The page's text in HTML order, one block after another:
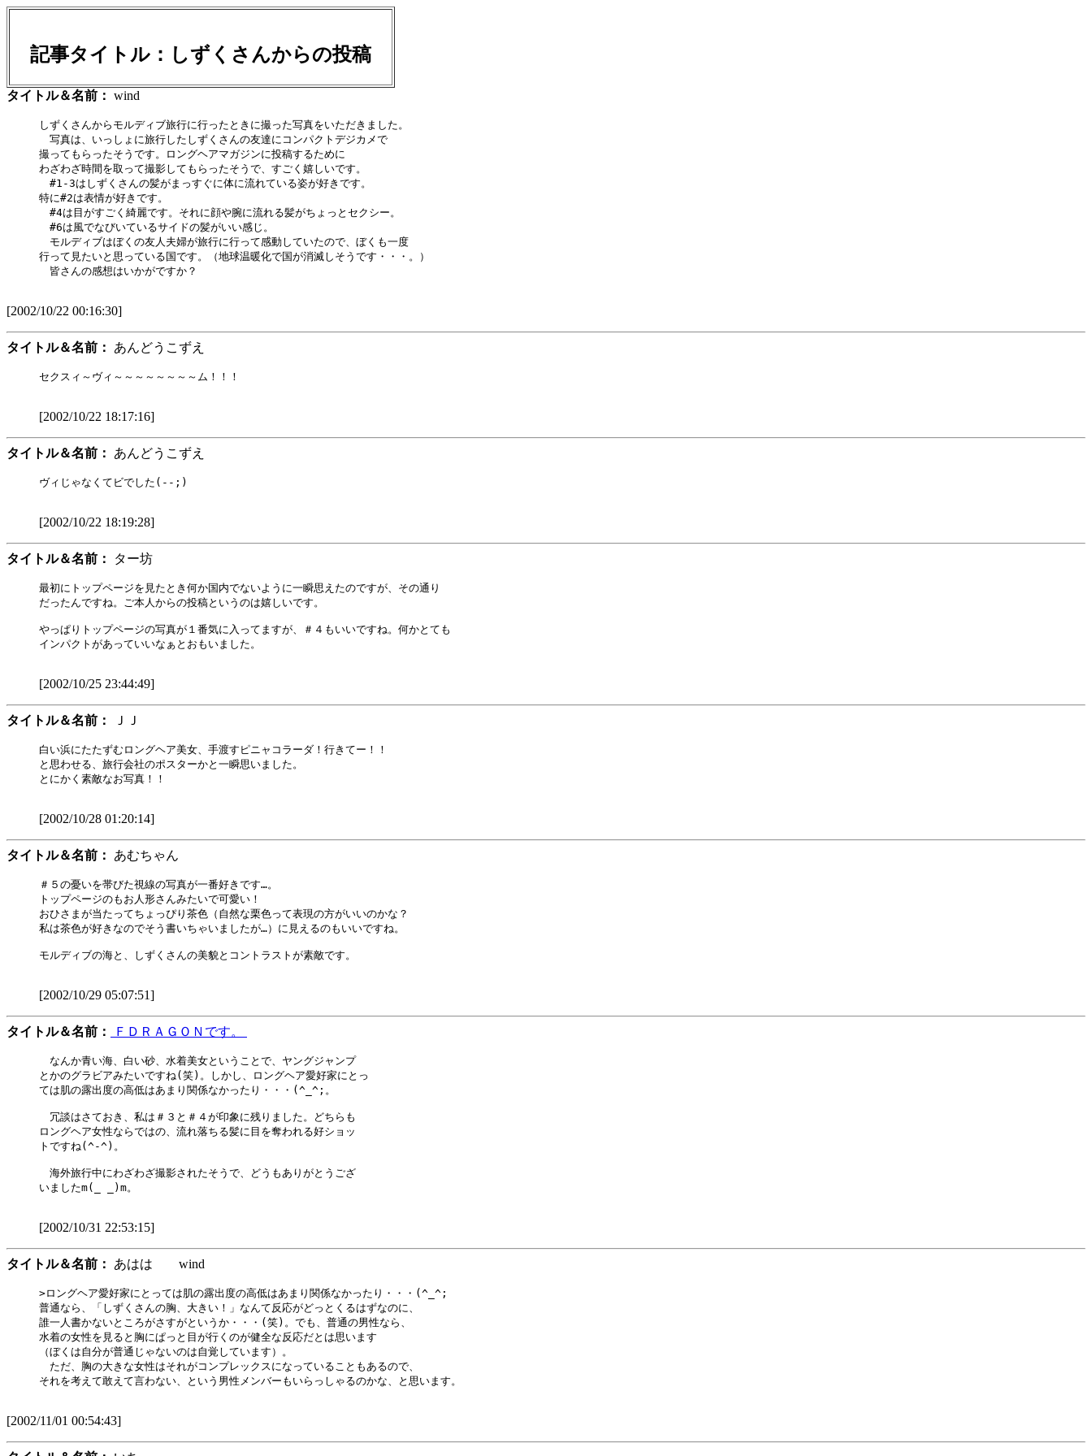
記事タイトル：しずくさんからの投稿
タイトル＆名前： wind
しずくさんからモルディブ旅行に行ったときに撮った写真をいただきました。
写真は、いっしょに旅行したしずくさんの友達にコンパクトデジカメで
撮ってもらったそうです。ロングヘアマガジンに投稿するために
わざわざ時間を取って撮影してもらったそうで、すごく嬉しいです。
#1-3はしずくさんの髪がまっすぐに体に流れている姿が好きです。
特に#2は表情が好きです。
#4は目がすごく綺麗です。それに顔や腕に流れる髪がちょっとセクシー。
#6は風でなびいているサイドの髪がいい感じ。
モルディブはぼくの友人夫婦が旅行に行って感動していたので、ぼくも一度
行って見たいと思っている国です。（地球温暖化で国が消滅しそうです・・・。）
皆さんの感想はいかがですか？
[2002/10/22 00:16:30]
タイトル＆名前： あんどうこずえ
セクスィ～ヴィ～～～～～～～～ム！！！
[2002/10/22 18:17:16]
タイトル＆名前： あんどうこずえ
ヴィじゃなくてビでした(--;)
[2002/10/22 18:19:28]
タイトル＆名前： ター坊
最初にトップページを見たとき何か国内でないように一瞬思えたのですが、その通り
だったんですね。ご本人からの投稿というのは嬉しいです。
やっぱりトップページの写真が１番気に入ってますが、＃４もいいですね。何かとても
インパクトがあっていいなぁとおもいました。
[2002/10/25 23:44:49]
タイトル＆名前： ＪＪ
白い浜にたたずむロングヘア美女、手渡すピニャコラーダ！行きてー！！
と思わせる、旅行会社のポスターかと一瞬思いました。
とにかく素敵なお写真！！
[2002/10/28 01:20:14]
タイトル＆名前： あむちゃん
＃５の憂いを帯びた視線の写真が一番好きです…。
トップページのもお人形さんみたいで可愛い！
おひさまが当たってちょっぴり茶色（自然な栗色って表現の方がいいのかな？
私は茶色が好きなのでそう書いちゃいましたが…）に見えるのもいいですね。
モルディブの海と、しずくさんの美貌とコントラストが素敵です。
[2002/10/29 05:07:51]
タイトル＆名前： ＦＤＲＡＧＯＮです。
なんか青い海、白い砂、水着美女ということで、ヤングジャンプ
とかのグラビアみたいですね(笑)。しかし、ロングヘア愛好家にとっ
ては肌の露出度の高低はあまり関係なかったり・・・(^_^;。
冗談はさておき、私は＃３と＃４が印象に残りました。どちらも
ロングヘア女性ならではの、流れ落ちる髪に目を奪われる好ショッ
トですね(^-^)。
海外旅行中にわざわざ撮影されたそうで、どうもありがとうござ
いましたm(_ _)m。
[2002/10/31 22:53:15]
タイトル＆名前： あはは wind
>ロングヘア愛好家にとっては肌の露出度の高低はあまり関係なかったり・・・(^_^;
普通なら、「しずくさんの胸、大きい！」なんて反応がどっとくるはずなのに、
誰一人書かないところがさすがというか・・・(笑)。でも、普通の男性なら、
水着の女性を見ると胸にぱっと目が行くのが健全な反応だとは思います
（ぼくは自分が普通じゃないのは自覚しています）。
ただ、胸の大きな女性はそれがコンプレックスになっていることもあるので、
それを考えて敢えて言わない、という男性メンバーもいらっしゃるのかな、と思います。
[2002/11/01 00:54:43]